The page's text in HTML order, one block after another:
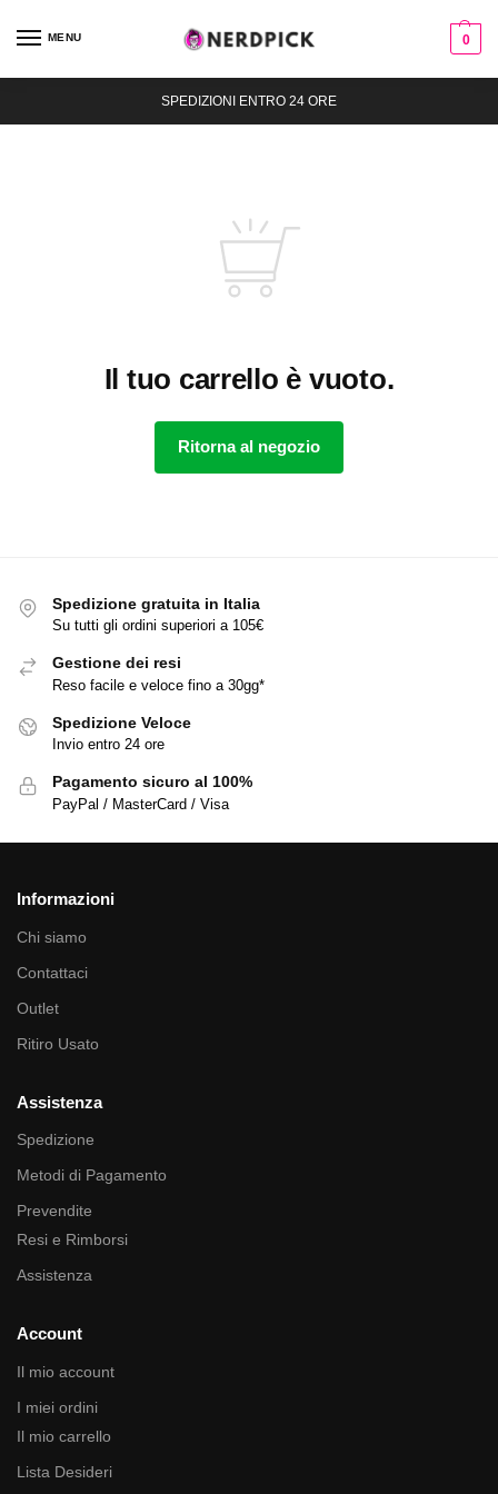
MENU 0
SPEDIZIONI ENTRO 24 ORE
Il tuo carrello è vuoto.
Ritorna al negozio
Spedizione gratuita in Italia
Su tutti gli ordini superiori a 105€
Gestione dei resi
Reso facile e veloce fino a 30gg*
Spedizione Veloce
Invio entro 24 ore
Pagamento sicuro al 100%
PayPal / MasterCard / Visa
Informazioni
Chi siamo
Contattaci
Outlet
Ritiro Usato
Assistenza
Spedizione
Metodi di Pagamento
Prevendite
Resi e Rimborsi
Assistenza
Account
Il mio account
I miei ordini
Il mio carrello
Lista Desideri